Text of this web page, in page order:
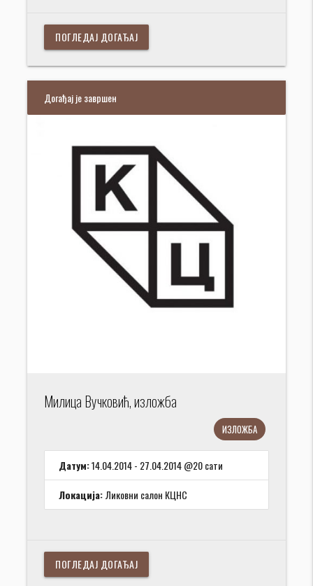
ПОГЛЕДАЈ ДОГАЂАЈ
Догађај је завршен
Милица Вучковић, изложба
ИЗЛОЖБА
Датум:14.04.2014 - 27.04.2014 @20 сати
Локација:Ликовни салон КЦНС
ПОГЛЕДАЈ ДОГАЂАЈ